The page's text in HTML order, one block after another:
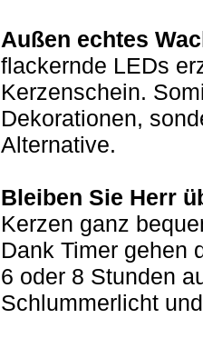
Außen echtes
flackernde LEDs
Kerzenschein.
Dekorationen,
Alternative.
Bleiben Sie Herr
Kerzen ganz
Dank Timer gehen
6 oder 8 Stunden
Schlummerlicht